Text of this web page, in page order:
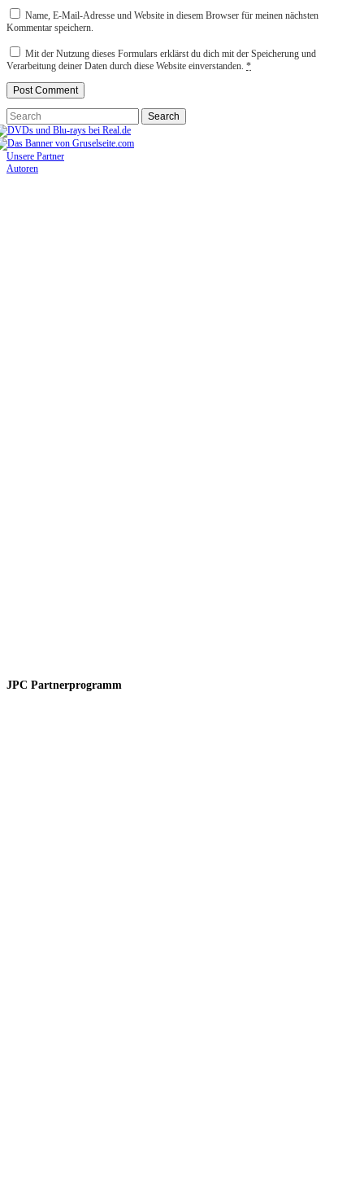
Name, E-Mail-Adresse und Website in diesem Browser für meinen nächsten
Kommentar speichern.
Mit der Nutzung dieses Formulars erklärst du dich mit der Speicherung und
Verarbeitung deiner Daten durch diese Website einverstanden. *
Unsere Partner
Autoren
JPC Partnerprogramm